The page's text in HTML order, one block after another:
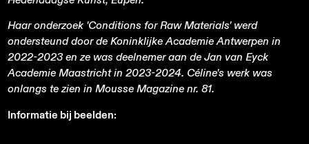
Haar onderzoek 'Conditions for Raw Materials' werd
ondersteund door de Koninklijke Academie Antwerpen in
2022-2023 en ze was deelnemer aan de Jan van Eyck
Academie Maastricht in 2023-2024. Céline's werk was
onlangs te zien in Mousse Magazine nr. 81.
Informatie bij beelden: